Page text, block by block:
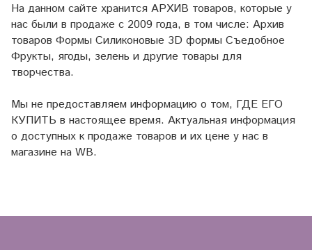
На данном сайте хранится АРХИВ товаров, которые у
нас были в продаже с 2009 года, в том числе: Архив
товаров Формы Силиконовые 3D формы Съедобное
Фрукты, ягоды, зелень и другие товары для
творчества.
Мы не предоставляем информацию о том, ГДЕ ЕГО
КУПИТЬ в настоящее время. Актуальная информация
о доступных к продаже товаров и их цене у нас в
магазине на WB.